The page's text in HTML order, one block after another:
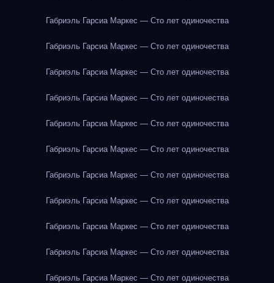
Габриэль Гарсиа Маркес — Сто лет одиночества
Габриэль Гарсиа Маркес — Сто лет одиночества
Габриэль Гарсиа Маркес — Сто лет одиночества
Габриэль Гарсиа Маркес — Сто лет одиночества
Габриэль Гарсиа Маркес — Сто лет одиночества
Габриэль Гарсиа Маркес — Сто лет одиночества
Габриэль Гарсиа Маркес — Сто лет одиночества
Габриэль Гарсиа Маркес — Сто лет одиночества
Габриэль Гарсиа Маркес — Сто лет одиночества
Габриэль Гарсиа Маркес — Сто лет одиночества
Габриэль Гарсиа Маркес — Сто лет одиночества